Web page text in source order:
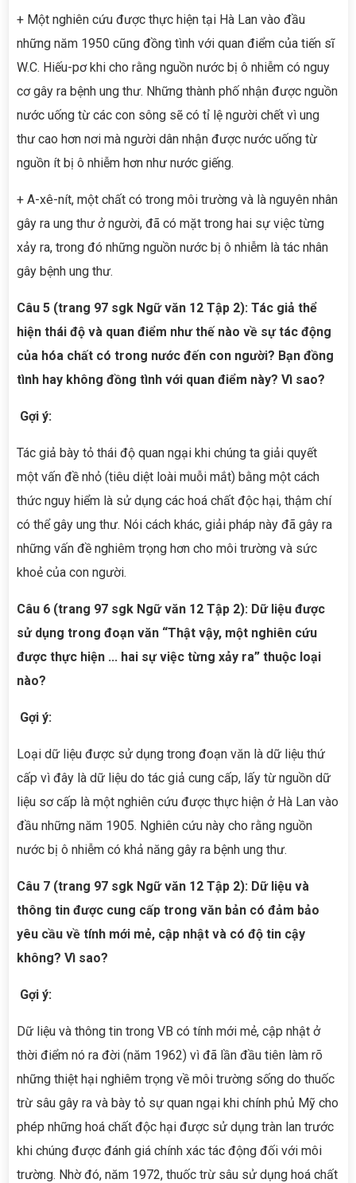
+ Một nghiên cứu được thực hiện tại Hà Lan vào đầu
những năm 1950 cũng đồng tình với quan điểm của tiến sĩ
W.C. Hiếu-pơ khi cho rằng nguồn nước bị ô nhiễm có nguy
cơ gây ra bệnh ung thư. Những thành phố nhận được nguồn
nước uống từ các con sông sẽ có tỉ lệ người chết vì ung
thư cao hơn nơi mà người dân nhận được nước uống từ
nguồn ít bị ô nhiễm hơn như nước giếng.
+ A-xê-nít, một chất có trong môi trường và là nguyên nhân
gây ra ung thư ở người, đã có mặt trong hai sự việc từng
xảy ra, trong đó những nguồn nước bị ô nhiễm là tác nhân
gây bệnh ung thư.
Câu 5 (trang 97 sgk Ngữ văn 12 Tập 2): Tác giả thể
hiện thái độ và quan điểm như thế nào về sự tác động
của hóa chất có trong nước đến con người? Bạn đồng
tình hay không đồng tình với quan điểm này? Vì sao?
Gợi ý:
Tác giả bày tỏ thái độ quan ngại khi chúng ta giải quyết
một vấn đề nhỏ (tiêu diệt loài muỗi mắt) bằng một cách
thức nguy hiểm là sử dụng các hoá chất độc hại, thậm chí
có thể gây ung thư. Nói cách khác, giải pháp này đã gây ra
những vấn đề nghiêm trọng hơn cho môi trường và sức
khoẻ của con người.
Câu 6 (trang 97 sgk Ngữ văn 12 Tập 2): Dữ liệu được
sử dụng trong đoạn văn “Thật vậy, một nghiên cứu
được thực hiện ... hai sự việc từng xảy ra” thuộc loại
nào?
Gợi ý:
Loại dữ liệu được sử dụng trong đoạn văn là dữ liệu thứ
cấp vì đây là dữ liệu do tác giả cung cấp, lấy từ nguồn dữ
liệu sơ cấp là một nghiên cứu được thực hiện ở Hà Lan vào
đầu những năm 1905. Nghiên cứu này cho rằng nguồn
nước bị ô nhiễm có khả năng gây ra bệnh ung thư.
Câu 7 (trang 97 sgk Ngữ văn 12 Tập 2): Dữ liệu và
thông tin được cung cấp trong văn bản có đảm bảo
yêu cầu về tính mới mẻ, cập nhật và có độ tin cậy
không? Vì sao?
Gợi ý:
Dữ liệu và thông tin trong VB có tính mới mẻ, cập nhật ở
thời điểm nó ra đời (năm 1962) vì đã lần đầu tiên làm rõ
những thiệt hại nghiêm trọng về môi trường sống do thuốc
trừ sâu gây ra và bày tỏ sự quan ngại khi chính phủ Mỹ cho
phép những hoá chất độc hại được sử dụng tràn lan trước
khi chúng được đánh giá chính xác tác động đối với môi
trường. Nhờ đó, năm 1972, thuốc trừ sâu sử dụng hoá chất